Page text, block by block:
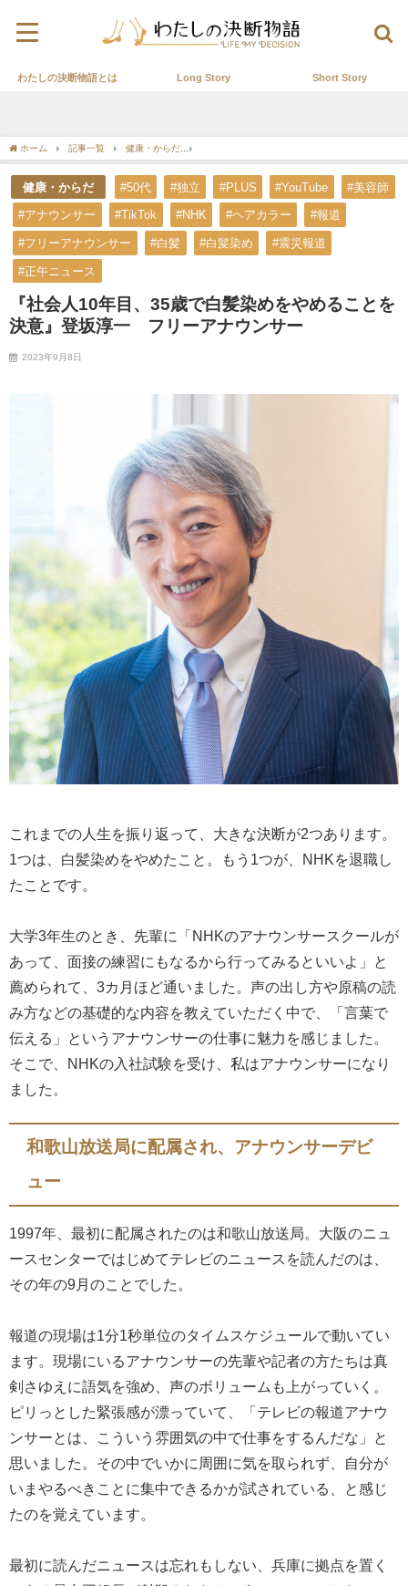
わたしの決断物語とは Long Story Short Story
ホーム 記事一覧 健康・からだ
健康・からだ #50代 #独立 #PLUS #YouTube #美容師
#アナウンサー #TikTok #NHK #ヘアカラー #報道
#フリーアナウンサー #白髪 #白髪染め #震災報道
#正午ニュース
『社会人10年目、35歳で白髪染めをやめることを
決意』登坂淳一 フリーアナウンサー
2023年9月8日
これまでの人生を振り返って、大きな決断が2つあります。
1つは、白髪染めをやめたこと。もう1つが、NHKを退職し
たことです。
大学3年生のとき、先輩に「NHKのアナウンサースクールが
あって、面接の練習にもなるから行ってみるといいよ」と
薦められて、3カ月ほど通いました。声の出し方や原稿の読
み方などの基礎的な内容を教えていただく中で、「言葉で
伝える」というアナウンサーの仕事に魅力を感じました。
そこで、NHKの入社試験を受け、私はアナウンサーになり
ました。
和歌山放送局に配属され、アナウンサーデビ
ュー
1997年、最初に配属されたのは和歌山放送局。大阪のニュ
ースセンターではじめてテレビのニュースを読んだのは、
その年の9月のことでした。
報道の現場は1分1秒単位のタイムスケジュールで動いてい
ます。現場にいるアナウンサーの先輩や記者の方たちは真
剣さゆえに語気を強め、声のボリュームも上がっていく。
ピリっとした緊張感が漂っていて、「テレビの報道アナウ
ンサーとは、こういう雰囲気の中で仕事をするんだな」と
思いました。その中でいかに周囲に気を取られず、自分が
いまやるべきことに集中できるかが試されている、と感じ
たのを覚えています。
最初に読んだニュースは忘れもしない、兵庫に拠点を置く